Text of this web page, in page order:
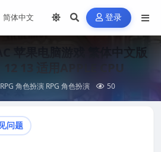
登录
苹果电脑游戏 繁体中文版
13 适用APPLE CPU
RPG 角色扮演 RPG 角色扮演 50
问题